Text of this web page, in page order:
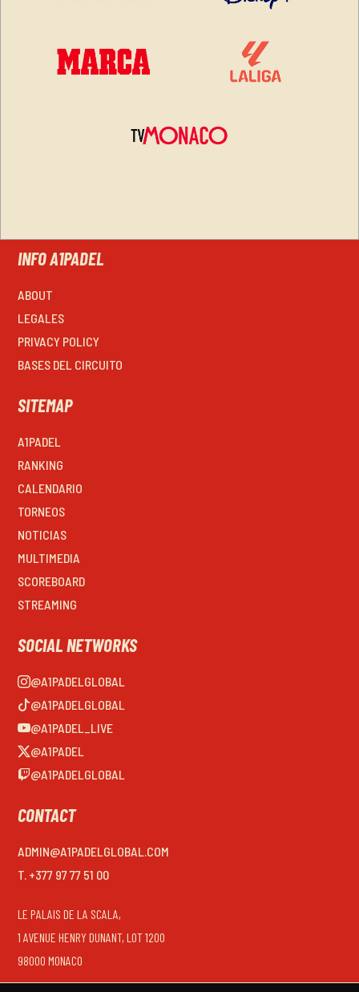
INFO A1PADEL
ABOUT
LEGALES
PRIVACY POLICY
BASES DEL CIRCUITO
SITEMAP
A1PADEL
RANKING
CALENDARIO
TORNEOS
NOTICIAS
MULTIMEDIA
SCOREBOARD
STREAMING
SOCIAL NETWORKS
@A1PADELGLOBAL
@A1PADELGLOBAL
@A1PADEL_LIVE
@A1PADEL
@A1PADELGLOBAL
CONTACT
ADMIN@A1PADELGLOBAL.COM
T. +377 97 77 51 00
LE PALAIS DE LA SCALA,
1 AVENUE HENRY DUNANT, LOT 1200
98000 MONACO